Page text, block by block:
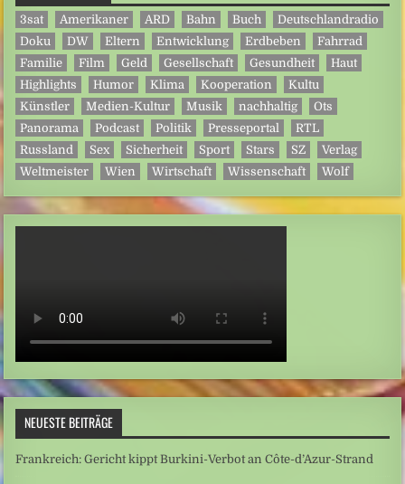
3sat Amerikaner ARD Bahn Buch
Deutschlandradio
Doku
DW Eltern Entwicklung Erdbeben
Fahrrad
Familie
Film Geld Gesellschaft Gesundheit
Haut
Highlights
Humor Klima Kooperation
Kultu
Künstler
Medien-Kultur Musik nachhaltig
Ots
Panorama
Podcast Politik Presseportal
RTL
Russland
Sex Sicherheit Sport Stars SZ
Verlag
Weltmeister
Wien Wirtschaft Wissenschaft Wolf
NEUESTE BEITRÄGE
Frankreich: Gericht kippt Burkini-Verbot an Côte-d’Azur-Strand